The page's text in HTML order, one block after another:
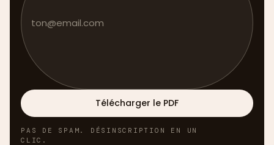
Télécharger le PDF
PAS DE SPAM. DÉSINSCRIPTION EN UN
CLIC.